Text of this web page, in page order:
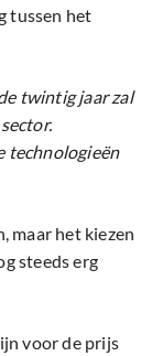
tussen het
twintig jaar zal
technologieën
maar het kiezen
steeds erg
voor de prijs